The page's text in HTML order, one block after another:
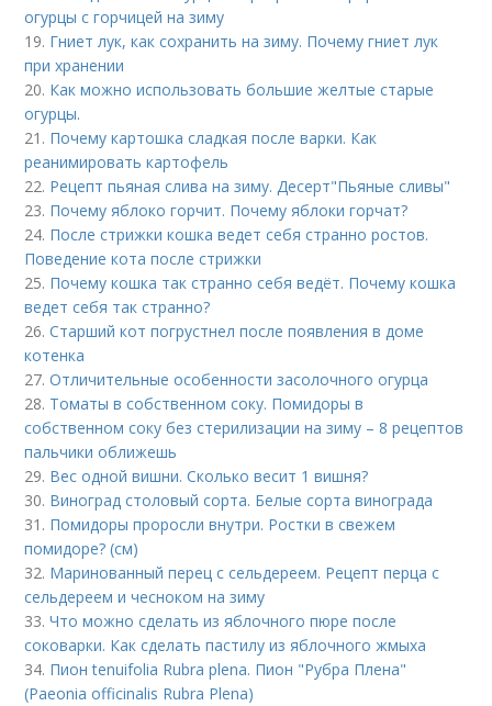
огурцы с горчицей на зиму
19. Гниет лук, как сохранить на зиму. Почему гниет лук
при хранении
20. Как можно использовать большие желтые старые
огурцы.
21. Почему картошка сладкая после варки. Как
реанимировать картофель
22. Рецепт пьяная слива на зиму. Десерт"Пьяные сливы"
23. Почему яблоко горчит. Почему яблоки горчат?
24. После стрижки кошка ведет себя странно ростов.
Поведение кота после стрижки
25. Почему кошка так странно себя ведёт. Почему кошка
ведет себя так странно?
26.Старший кот погрустнел после появления в доме
котенка
27.Отличительные особенности засолочного огурца
28. Томаты в собственном соку. Помидоры в
собственном соку без стерилизации на зиму – 8 рецептов
пальчики оближешь
29. Вес одной вишни. Сколько весит 1 вишня?
30. Виноград столовый сорта. Белые сорта винограда
31. Помидоры проросли внутри. Ростки в свежем
помидоре? (см)
32. Маринованный перец с сельдереем. Рецепт перца с
сельдереем и чесноком на зиму
33.Что можно сделать из яблочного пюре после
соковарки. Как сделать пастилу из яблочного жмыха
34. Пион tenuifolia Rubra plena. Пион "Рубра Плена"
(Paeonia officinalis Rubra Plena)